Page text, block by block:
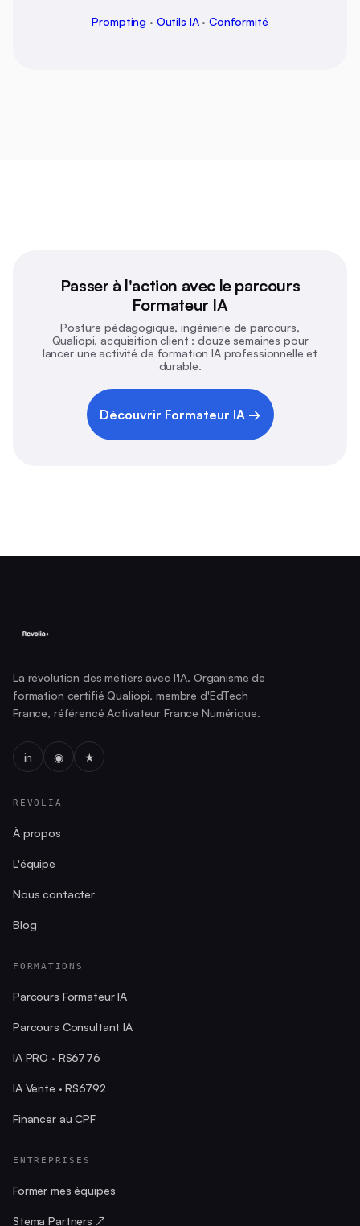
Prompting · Outils IA·Conformité
Passer à l'action avec le parcours
Formateur IA
Posture pédagogique, ingénierie de parcours,
Qualiopi, acquisition client : douze semaines pour
lancer une activité de formation IA professionnelle et
durable.
Découvrir Formateur IA →
La révolution des métiers avec l'IA. Organisme de
formation certifié Qualiopi, membre d'EdTech
France, référencé Activateur France Numérique.
in ◉ ★
REVOLIA
À propos
L'équipe
Nous contacter
Blog
FORMATIONS
Parcours Formateur IA
Parcours Consultant IA
IA PRO · RS6776
IA Vente · RS6792
Financer au CPF
ENTREPRISES
Former mes équipes
Stema Partners ↗